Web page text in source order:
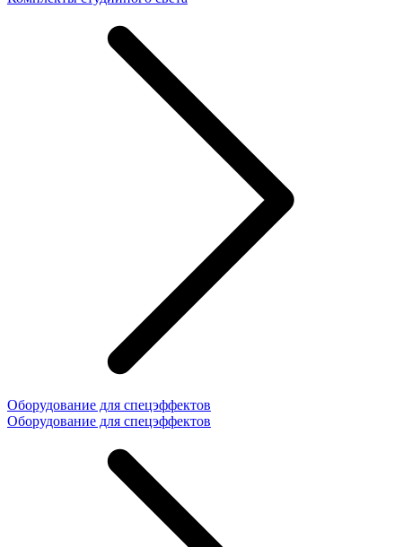
Оборудование для спецэффектов
Оборудование для спецэффектов